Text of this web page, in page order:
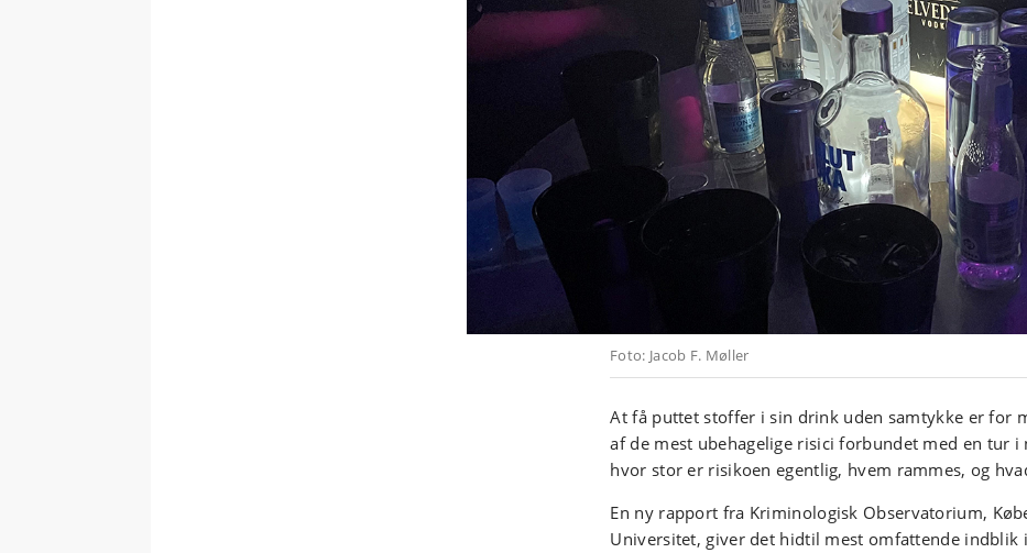
Foto: Jacob F. Møller
At få puttet stoffer i sin drink uden samtykke er for
af de mest ubehagelige risici forbundet med en tur i
hvor stor er risikoen egentlig, hvem rammes, og
En ny rapport fra Kriminologisk Observatorium,
Universitet, giver det hidtil mest omfattende indblik